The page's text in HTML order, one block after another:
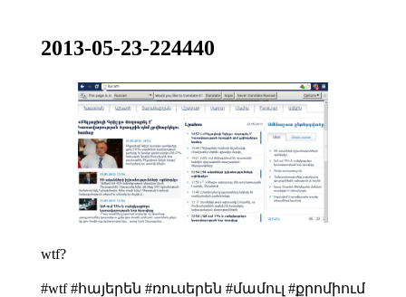
2013-05-23-224440
wtf?
#wtf #հայերեն #ռուսերեն #մամուլ #քրոմիում